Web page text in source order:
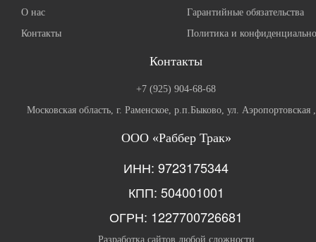
О нас
Контакты
Гарантийные обязательства
Политика и
Контакты
+7 (925) 904-68-68
Московская область, г. Раменское, р.п.Быково, ул. Аэропортовская
ООО «Раббер Трак»
ИНН: 9723175344
КПП: 504001001
ОГРН: 1227700726681
Разработка сайтов любой сложности